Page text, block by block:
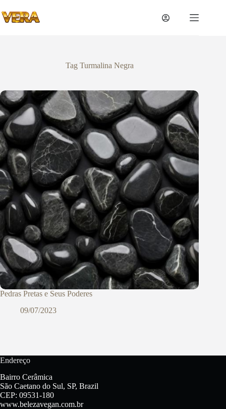
Tag Turmalina Negra
Pedras Pretas e Seus Poderes
09/07/2023
Endereço
Bairro Cerâmica
São Caetano do Sul, SP, Brazil
CEP: 09531-180
www.belezavegan.com.br